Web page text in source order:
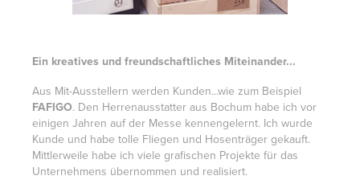
Ein kreatives und freundschaftliches Miteinander...
Aus Mit-Ausstellern werden Kunden...wie zum Beispiel
FAFIGO. Den Herrenausstatter aus Bochum habe ich vor
einigen Jahren auf der Messe kennengelernt. Ich wurde
Kunde und habe tolle Fliegen und Hosenträger gekauft.
Mittlerweile habe ich viele grafischen Projekte für das
Unternehmens übernommen und realisiert.